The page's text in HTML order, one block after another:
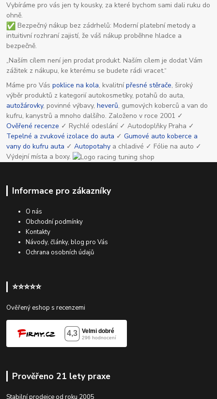
Vybíráme pro vás jen ty kousky, za které bychom sami dali ruku do
ohně.
Bezpečný nákup bez zádrhelů: Moderní platební metody a
intuitivní rozhraní zajistí, že váš nákup proběhne hladce a
bezpečně.
„Naším cílem není jen prodat produkt. Naším cílem je dodat Vám
zážitek z nákupu, ke kterému se budete rádi vracet.“
Máme pro Váspoklice na kola, kvalitnípřesné stěrače, široký
výběr produktů z kategorií autokosmetiky, potahů do auta,
autožárovky, povinné výbavy,heverů, gumových koberců a van do
kufru, kanystrů a mnoho dalšího. Založeno v roce 2001 ✓
Ověřené recenze ✓ Rychlé odeslání ✓ Autodoplňky Praha ✓
Tepelné a zvukové izolace do auta ✓Gumové auto koberce a
vany do kufru auta ✓Autopotahy a chladivé ✓ Fólie na auto ✓
Výdejní místa a boxy.
Informace pro zákazníky
O nás
Obchodní podmínky
Kontakty
Návody, články, blog pro Vás
Ochrana osobních údajů
⭐⭐⭐⭐⭐
Ověřený eshop s recenzemi
Prověřeno 21 lety praxe
Stabilní prodejce od roku 2005